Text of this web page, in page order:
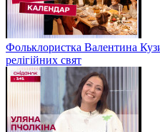
Фольклористка Валентина
релігійних свят